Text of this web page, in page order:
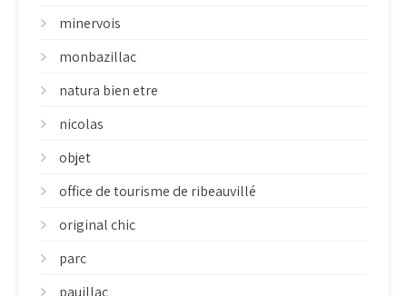
minervois
monbazillac
natura bien etre
nicolas
objet
office de tourisme de ribeauvillé
original chic
parc
pauillac